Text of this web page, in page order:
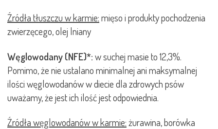
Źródła tłuszczu w karmie:mięso i produkty pochodzenia
zwierzęcego, olej lniany
Węglowodany (NFE)*:w suchej masie to 12,3%.
Pomimo, że nie ustalano minimalnej ani maksymalnej
ilości węglowodanów w diecie dla zdrowych psów
uważamy, że jest ich ilość jest odpowiednia.
Źródła węglowodanów w karmie:żurawina, borówka